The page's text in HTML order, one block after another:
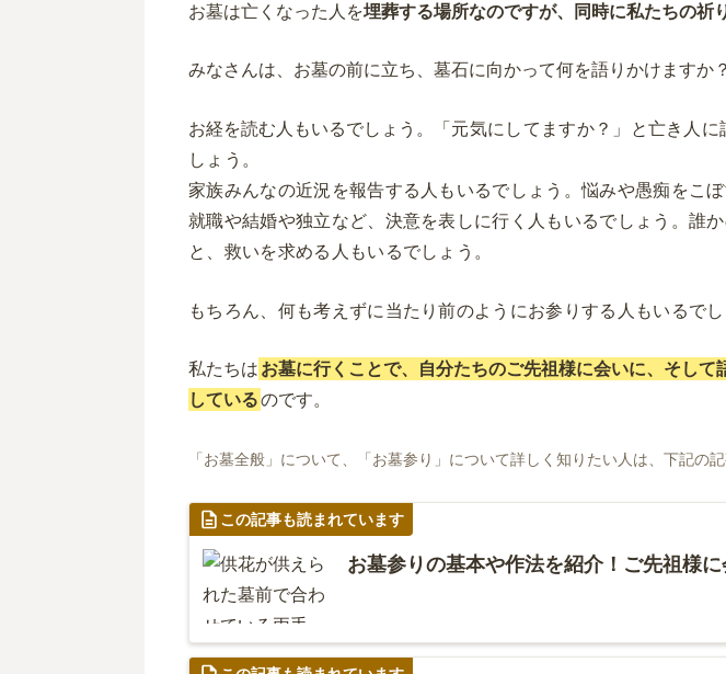
お墓は亡くなった人を埋葬する場所なのですが、同時に私たちの祈
みなさんは、お墓の前に立ち、墓石に向かって何を語りかけますか？
お経を読む人もいるでしょう。
「元気にしてますか？」と亡き人
しょう。
家族みんなの近況を報告する人もいるでしょう。悩みや愚痴をこ
就職や結婚や独立など、決意を表しに行く人もいるでしょう。 誰
と、救いを求める人もいるでしょう。
もちろん、何も考えずに当たり前のようにお参りする人もいるでし
私たちは お墓に行くことで、自分たちのご先祖様に会いに、そして
しているのです。
「お墓全般」について、「お墓参り」について詳しく知りたい人は、下記の
この記事も読まれています
お墓参りの基本や作法を紹介！ご先祖様に